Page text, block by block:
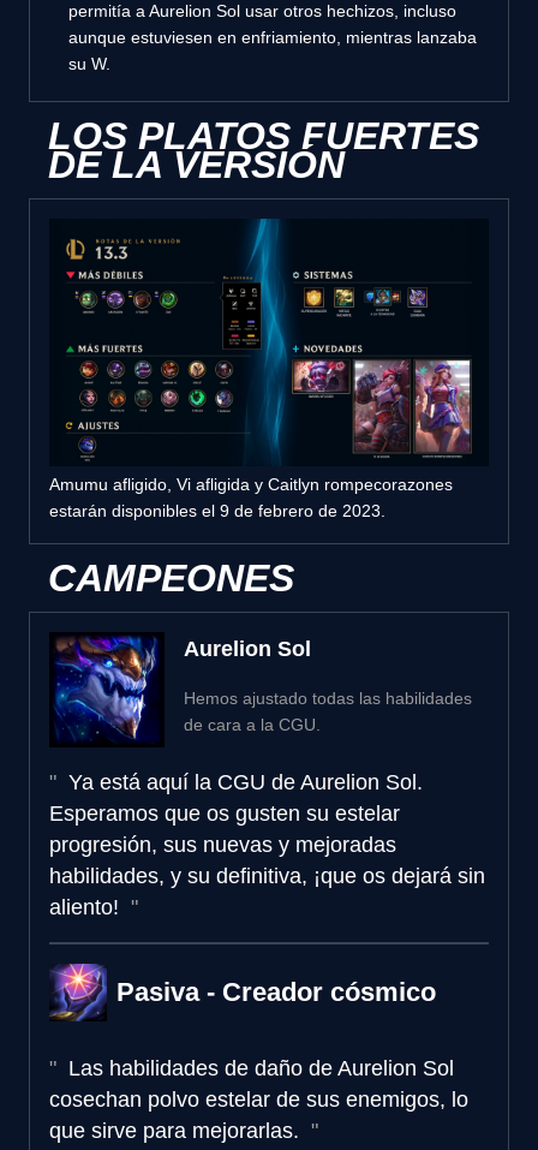
permitía a Aurelion Sol usar otros hechizos, incluso
aunque estuviesen en enfriamiento, mientras lanzaba
su W.
LOS PLATOS FUERTES
DE LA VERSIÓN
Amumu afligido, Vi afligida y Caitlyn rompecorazones
estarán disponibles el 9 de febrero de 2023.
CAMPEONES
Aurelion Sol
Hemos ajustado todas las habilidades
de cara a la CGU.
Ya está aquí la CGU de Aurelion Sol.
Esperamos que os gusten su estelar
progresión, sus nuevas y mejoradas
habilidades, y su definitiva, ¡que os dejará sin
aliento!
Pasiva - Creador cósmico
Las habilidades de daño de Aurelion Sol
cosechan polvo estelar de sus enemigos, lo
que sirve para mejorarlas.